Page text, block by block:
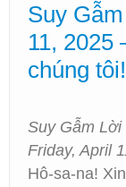
Phát Thanh
Các Hội
Suy
11, 2025
chúng tôi!
Suy Gẫm Lời
Friday, April
Hô-sa-na!